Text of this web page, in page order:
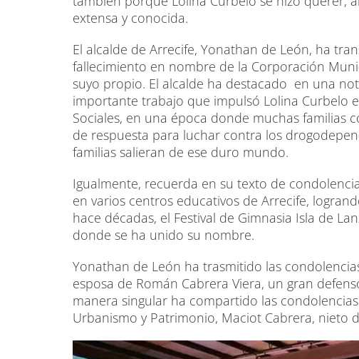
extensa y conocida.
El alcalde de Arrecife, Yonathan de León, ha
fallecimiento en nombre de la Corporación
suyo propio. El alcalde ha destacado en una
importante trabajo que impulsó Lolina Curbelo
Sociales, en una época donde muchas familias
de respuesta para luchar contra los
familias salieran de ese duro mundo.
Igualmente, recuerda en su texto de
en varios centros educativos de Arrecife,
hace décadas, el Festival de Gimnasia Isla de
donde se ha unido su nombre.
Yonathan de León ha trasmitido las
esposa de Román Cabrera Viera, un gran
manera singular ha compartido las
Urbanismo y Patrimonio, Maciot Cabrera, nieto